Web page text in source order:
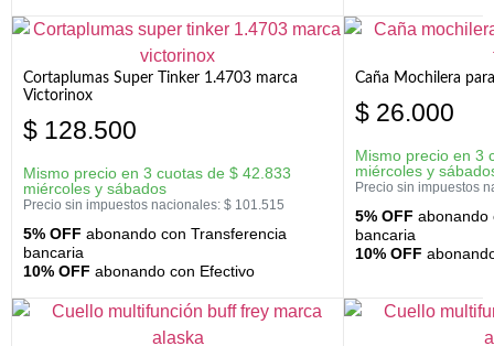
Cortaplumas Super Tinker 1.4703 marca
Victorinox
$ 128.500
Mismo precio en 3 cuotas de $ 42.833
miércoles y sábados
Precio sin impuestos nacionales: $ 101.515
5% OFF abonando con Transferencia
bancaria
10% OFF abonando con Efectivo
Caña Mochilera
$ 26.000
Mismo precio en 3
miércoles y
Precio sin impuestos
5% OFF abonando
bancaria
10% OFF